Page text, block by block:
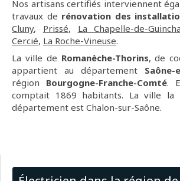
Nos artisans certifiés interviennent
travaux de rénovation des
Cluny, Prissé, La Chapelle-de-
Cercié, La Roche-Vineuse.
La ville de Romanèche-Thorins, de
appartient au département Saône-
région Bourgogne-Franche-Comté.
comptait 1869 habitants. La ville la
département est Chalon-sur-Saône.